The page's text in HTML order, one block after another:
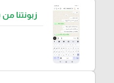
زبونتنا